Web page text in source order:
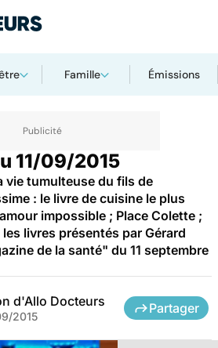
Famille Émissions
11/09/2015
vie tumulteuse du fils de
: le livre de cuisine le plus
impossible ; Place Colette ;
livres présentés par Gérard
de la santé" du 11 septembre
d'Allo Docteurs
2015
Partager